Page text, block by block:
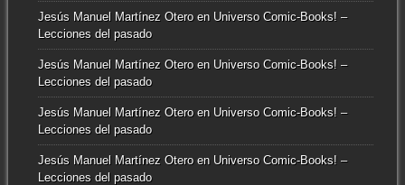
Jesús Manuel Martínez Oteroen Universo Comic-Books! –
Lecciones del pasado
Jesús Manuel Martínez Oteroen Universo Comic-Books! –
Lecciones del pasado
Jesús Manuel Martínez Oteroen Universo Comic-Books! –
Lecciones del pasado
Jesús Manuel Martínez Oteroen Universo Comic-Books! –
Lecciones del pasado